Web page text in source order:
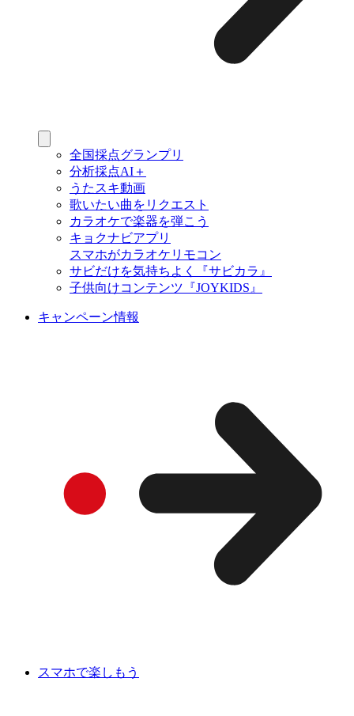
全国採点グランプリ
分析採点AI＋
うたスキ動画
歌いたい曲をリクエスト
カラオケで楽器を弾こう
キョクナビアプリ
スマホがカラオケリモコン
サビだけを気持ちよく『サビカラ』
子供向けコンテンツ『JOYKIDS』
キャンペーン情報
スマホで楽しもう